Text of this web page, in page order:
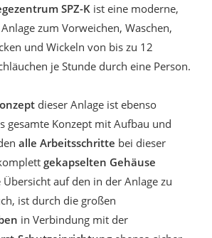
SPZ-K ist eine moderne,
zum Vorweichen, Waschen,
und Wickeln von bis zu 12
je Stunde durch eine Person.
dieser Anlage ist ebenso
gesamte Konzept mit Aufbau und
alle Arbeitsschritte bei dieser
gekapselten Gehäuse
auf den in der Anlage zu
ist durch die großen
in Verbindung mit der